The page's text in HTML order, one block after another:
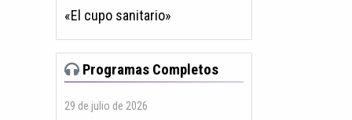
«El cupo sanitario»
Programas Completos
29 de julio de 2026